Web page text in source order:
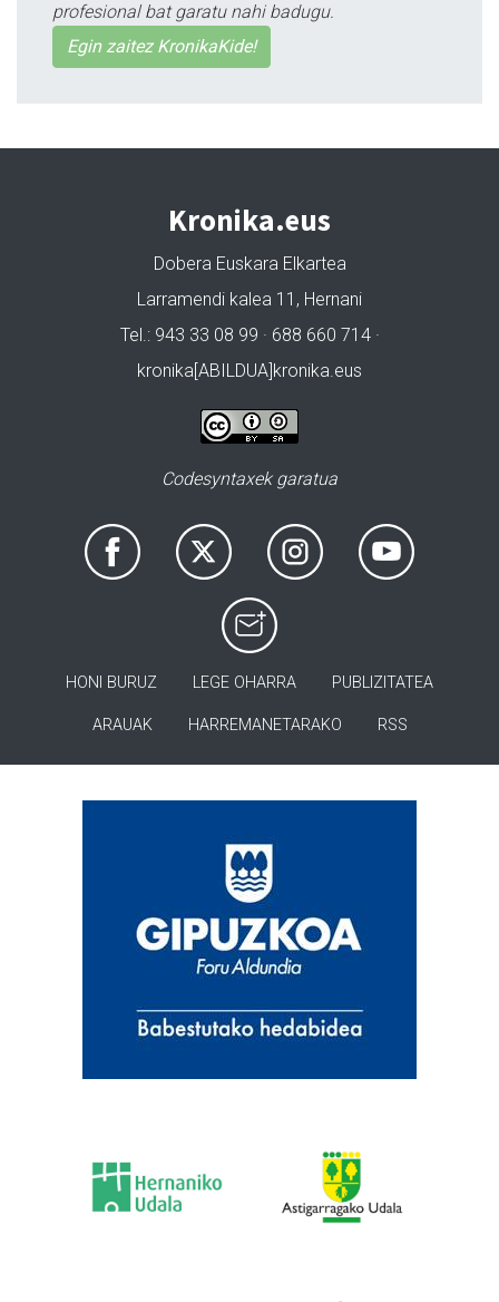
profesional bat garatu nahi badugu.
Egin zaitez KronikaKide!
Kronika.eus
Dobera Euskara Elkartea
Larramendi kalea 11, Hernani
Tel.: 943 33 08 99 · 688 660 714 ·
kronika[ABILDUA]kronika.eus
Codesyntaxek garatua
HONI BURUZ LEGE OHARRA PUBLIZITATEA
ARAUAK HARREMANETARAKO RSS